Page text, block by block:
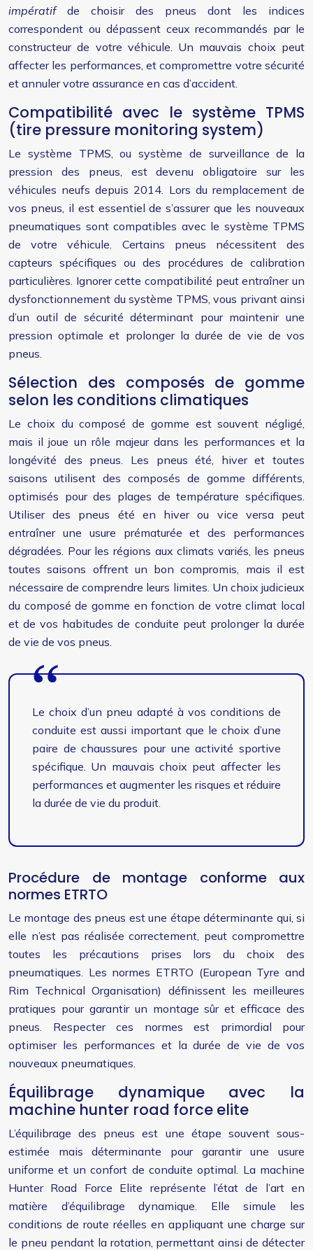
impératif de choisir des pneus dont les indices
correspondent ou dépassent ceux recommandés par le
constructeur de votre véhicule. Un mauvais choix peut
affecter les performances, et compromettre votre sécurité
et annuler votre assurance en cas d’accident.
Compatibilité avec le système TPMS
(tire pressure monitoring system)
Le système TPMS, ou système de surveillance de la
pression des pneus, est devenu obligatoire sur les
véhicules neufs depuis 2014. Lors du remplacement de
vos pneus, il est essentiel de s’assurer que les nouveaux
pneumatiques sont compatibles avec le système TPMS
de votre véhicule. Certains pneus nécessitent des
capteurs spécifiques ou des procédures de calibration
particulières. Ignorer cette compatibilité peut entraîner un
dysfonctionnement du système TPMS, vous privant ainsi
d’un outil de sécurité déterminant pour maintenir une
pression optimale et prolonger la durée de vie de vos
pneus.
Sélection des composés de gomme
selon les conditions climatiques
Le choix du composé de gomme est souvent négligé,
mais il joue un rôle majeur dans les performances et la
longévité des pneus. Les pneus été, hiver et toutes
saisons utilisent des composés de gomme différents,
optimisés pour des plages de température spécifiques.
Utiliser des pneus été en hiver ou vice versa peut
entraîner une usure prématurée et des performances
dégradées. Pour les régions aux climats variés, les pneus
toutes saisons offrent un bon compromis, mais il est
nécessaire de comprendre leurs limites. Un choix judicieux
du composé de gomme en fonction de votre climat local
et de vos habitudes de conduite peut prolonger la durée
de vie de vos pneus.
Le choix d’un pneu adapté à vos conditions de
conduite est aussi important que le choix d’une
paire de chaussures pour une activité sportive
spécifique. Un mauvais choix peut affecter les
performances et augmenter les risques et réduire
la durée de vie du produit.
Procédure de montage conforme aux
normes ETRTO
Le montage des pneus est une étape déterminante qui, si
elle n’est pas réalisée correctement, peut compromettre
toutes les précautions prises lors du choix des
pneumatiques. Les normes ETRTO (European Tyre and
Rim Technical Organisation) définissent les meilleures
pratiques pour garantir un montage sûr et efficace des
pneus. Respecter ces normes est primordial pour
optimiser les performances et la durée de vie de vos
nouveaux pneumatiques.
Équilibrage dynamique avec la
machine hunter road force elite
L’équilibrage des pneus est une étape souvent sous-
estimée mais déterminante pour garantir une usure
uniforme et un confort de conduite optimal. La machine
Hunter Road Force Elite représente l’état de l’art en
matière d’équilibrage dynamique. Elle simule les
conditions de route réelles en appliquant une charge sur
le pneu pendant la rotation, permettant ainsi de détecter